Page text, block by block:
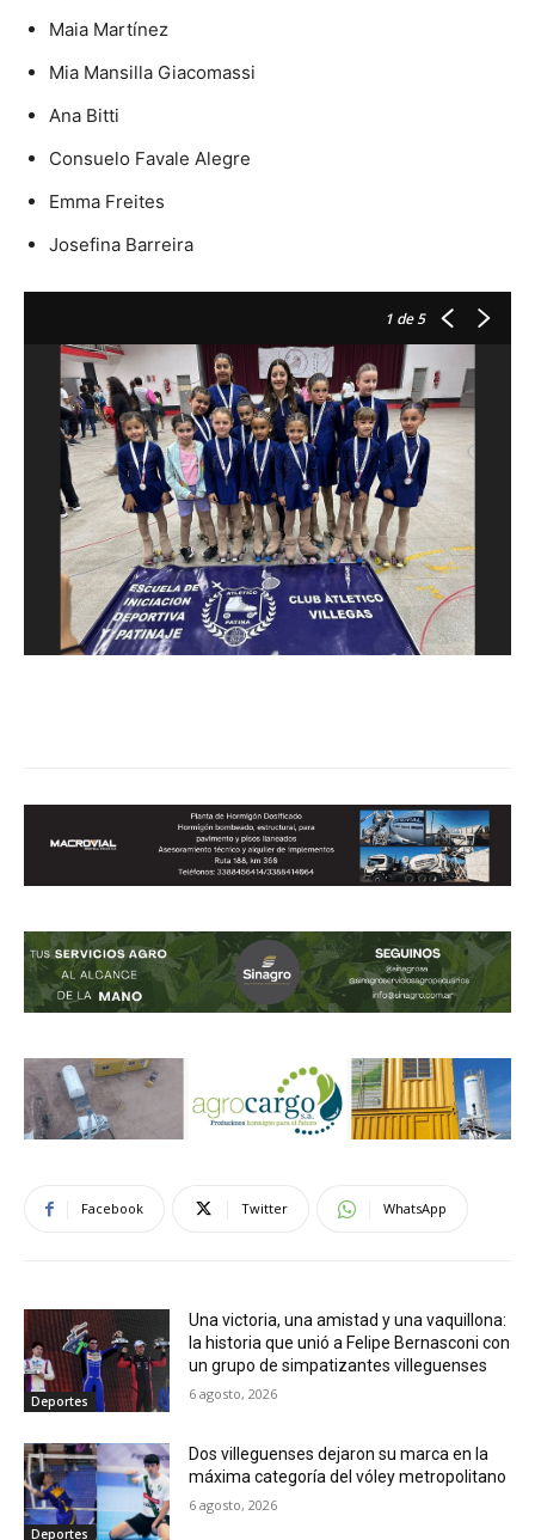
Maia Martínez
Mia Mansilla Giacomassi
Ana Bitti
Consuelo Favale Alegre
Emma Freites
Josefina Barreira
1 de 5
Facebook Twitter WhatsApp
Deportes
Una victoria, una amistad y una vaquillona:
la historia que unió a Felipe Bernasconi con
un grupo de simpatizantes villeguenses
6 agosto, 2026
Deportes
Dos villeguenses dejaron su marca en la
máxima categoría del vóley metropolitano
6 agosto, 2026